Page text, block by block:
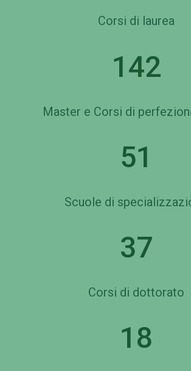
Corsi di laurea
142
Master e Corsi di
51
Scuole di
37
Corsi di dottorato
18